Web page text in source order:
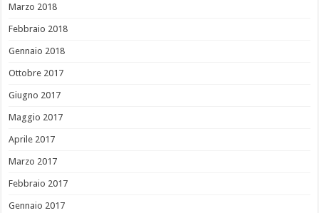
Marzo 2018
Febbraio 2018
Gennaio 2018
Ottobre 2017
Giugno 2017
Maggio 2017
Aprile 2017
Marzo 2017
Febbraio 2017
Gennaio 2017